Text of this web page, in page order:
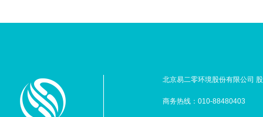
北京易二零环境股份有限公司
商务热线：010-88480403